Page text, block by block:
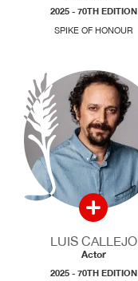
2025 - 70TH EDITION
SPIKE OF HONOUR
LUIS CALLEJO
Actor
2025 - 70TH EDITION